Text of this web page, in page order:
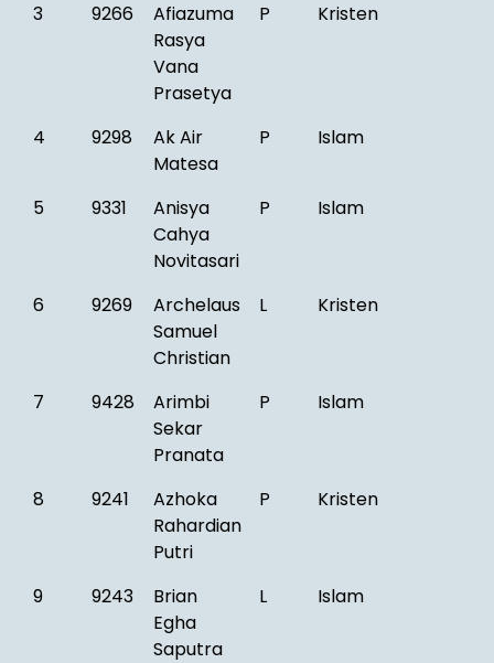
3 9266
Afiazuma
Rasya
Vana
Prasetya
P Kristen
4 9298
Ak Air
Matesa
P Islam
5 9331
Anisya
Cahya
Novitasari
P Islam
6 9269
Archelaus
Samuel
Christian
L Kristen
7 9428
Arimbi
Sekar
Pranata
P Islam
8 9241
Azhoka
Rahardian
Putri
P Kristen
9 9243
Brian
Egha
Saputra
L Islam